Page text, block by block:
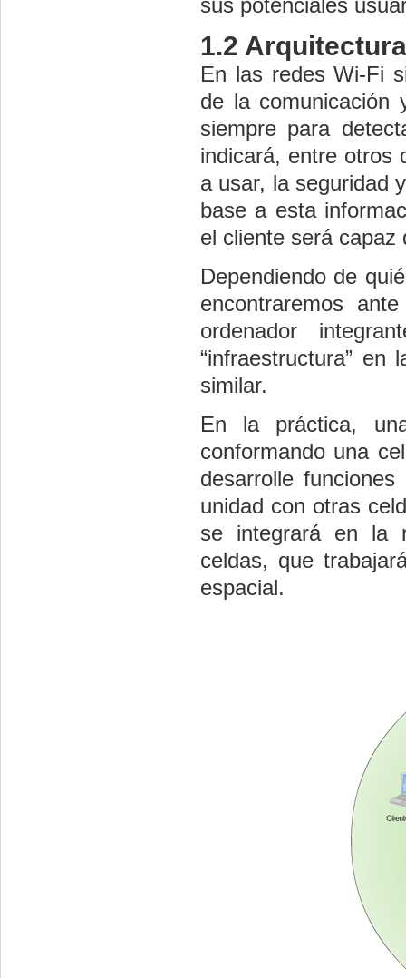
sus potenciales
1.2
En las redes Wi-Fi
de la comunicación
siempre para
indicará, entre otros
a usar, la seguridad
base a esta
el cliente será capaz
Dependiendo de
encontraremos
ordenador
“infraestructura”
similar.
En la práctica,
conformando una
desarrolle
unidad con otras
se integrará en la
celdas, que
espacial.